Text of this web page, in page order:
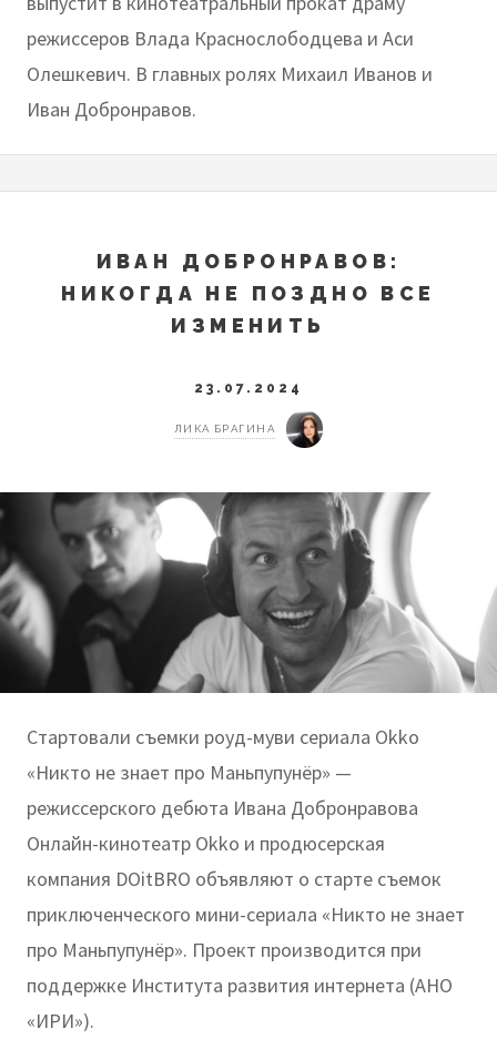
режиссеров Влада Краснослободцева и Аси
Олешкевич. В главных ролях Михаил Иванов и
Иван Добронравов.
ИВАН ДОБРОНРАВОВ:
НИКОГДА НЕ ПОЗДНО ВСЕ
ИЗМЕНИТЬ
23.07.2024
ЛИКА БРАГИНА
Стартовали съемки роуд-муви сериала Okko
«Никто не знает про Маньпупунёр» —
режиссерского дебюта Ивана Добронравова
Онлайн-кинотеатр Okko и продюсерская
компания DOitBRO объявляют о старте съемок
приключенческого мини-сериала «Никто не знает
про Маньпупунёр». Проект производится при
поддержке Института развития интернета (АНО
«ИРИ»).